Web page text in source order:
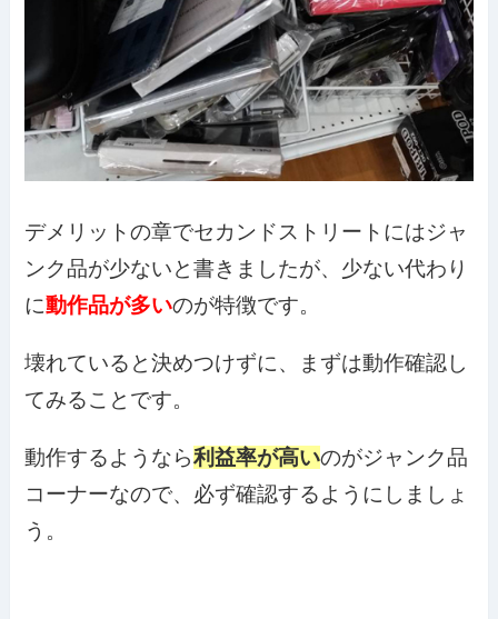
デメリットの章でセカンドストリートにはジャ
ンク品が少ないと書きましたが、少ない代わり
に動作品が多いのが特徴です。
壊れていると決めつけずに、まずは動作確認し
てみることです。
動作するようなら利益率が高いのがジャンク品
コーナーなので、必ず確認するようにしましょ
う。